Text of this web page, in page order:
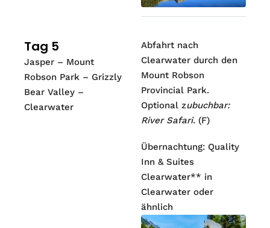
Tag 5
Jasper – Mount
Robson Park – Grizzly
Bear Valley –
Clearwater
Abfahrt nach
Clearwater durch den
Mount Robson
Provincial Park.
Optional zubuchbar:
River Safari. (F)
Übernachtung: Quality
Inn & Suites
Clearwater** in
Clearwater oder
ähnlich